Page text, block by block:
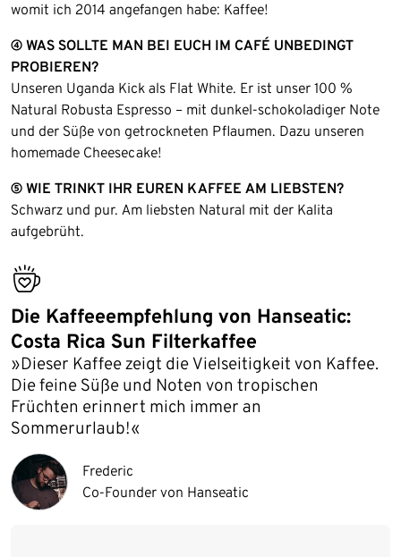
womit ich 2014 angefangen habe: Kaffee!
④ WAS SOLLTE MAN BEI EUCH IM CAFÉ UNBEDINGT
PROBIEREN?
Unseren Uganda Kick als Flat White. Er ist unser 100 %
Natural Robusta Espresso – mit dunkel-schokoladiger Note
und der Süße von getrockneten Pflaumen. Dazu unseren
homemade Cheesecake!
⑤ WIE TRINKT IHR EUREN KAFFEE AM LIEBSTEN?
Schwarz und pur. Am liebsten Natural mit der Kalita
aufgebrüht.
bestseller
Die Kaffeeempfehlung von Hanseatic:
Costa Rica Sun Filterkaffee
»Dieser Kaffee zeigt die Vielseitigkeit von Kaffee.
Die feine Süße und Noten von tropischen
Früchten erinnert mich immer an
Sommerurlaub!«
Frederic
Co-Founder von Hanseatic